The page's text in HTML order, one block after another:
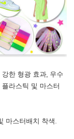
한 형광 효과, 우수
라스틱 및 마스터
마스터배치 착색.